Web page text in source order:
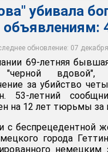
убивала
обновление: 07 декабря
69-летняя
вдовой",
за убийство
53-летний
на 12 лет тюрьмы за
с беспрецедентной
города